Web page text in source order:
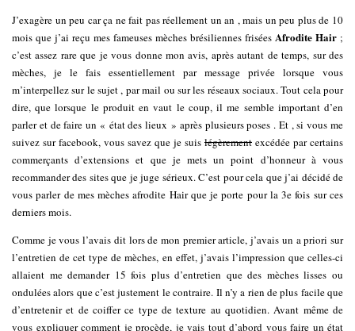
J’exagère un peu car ça ne fait pas réellement un an , mais un peu plus de 10
mois que j’ai reçu mes fameuses mèches brésiliennes frisées Afrodite Hair ;
c’est assez rare que je vous donne mon avis, après autant de temps, sur des
mèches, je le fais essentiellement par message privée lorsque vous
m’interpellez sur le sujet , par mail ou sur les réseaux sociaux. Tout cela pour
dire, que lorsque le produit en vaut le coup, il me semble important d’en
parler et de faire un « état des lieux » après plusieurs poses . Et , si vous me
suivez sur facebook, vous savez que je suis légèrement excédée par certains
commerçants d’extensions et que je mets un point d’honneur à vous
recommander des sites que je juge sérieux. C’est pour cela que j’ai décidé de
vous parler de mes mèches afrodite Hair que je porte pour la 3e fois sur ces
derniers mois.
Comme je vous l’avais dit lors de mon premier article, j’avais un a priori sur
l’entretien de cet type de mèches, en effet, j’avais l’impression que celles-ci
allaient me demander 15 fois plus d’entretien que des mèches lisses ou
ondulées alors que c’est justement le contraire. Il n’y a rien de plus facile que
d’entretenir et de coiffer ce type de texture au quotidien. Avant même de
vous expliquer comment je procède, je vais tout d’abord vous faire un état